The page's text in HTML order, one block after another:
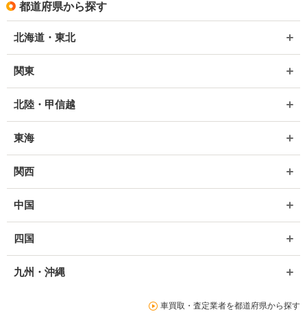
都道府県から探す
北海道・東北
関東
北陸・甲信越
東海
関西
中国
四国
九州・沖縄
車買取・査定業者を都道府県から探す